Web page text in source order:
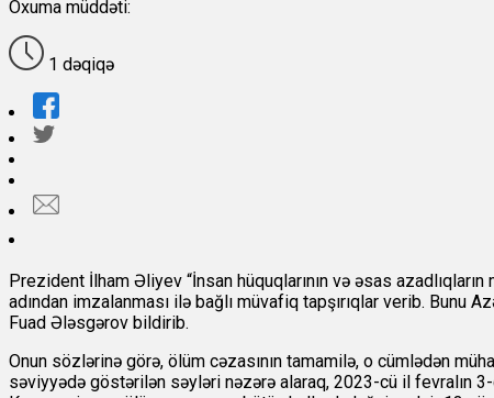
Oxuma müddəti:
1 dəqiqə
Prezident İlham Əliyev “İnsan hüquqlarının və əsas
adından imzalanması ilə bağlı müvafiq tapşırıqlar verib.
Fuad Ələsgərov bildirib.
Onun sözlərinə görə, ölüm cəzasının tamamilə, o cümlədən
səviyyədə göstərilən səyləri nəzərə alaraq, 2023-cü il fevralın